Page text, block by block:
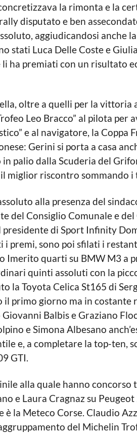
la rimonta e la
disputato e ben
aggiudicandosi anche
stati Luca Delle Coste e
ha premiati con un risultato
oltre a quelli per la vittoria
Leo Bracco” al pilota per
e al navigatore, la Coppa
Gerini si porta a casa
in palio dalla Scuderia del
miglior riscontro sommando i
alla presenza del
del Consiglio Comunale e
presidente di Sport Infinity
i premi, sono poi sfilati i
Imerito quarti su BMW M3 a
quinti assoluti con la
la Toyota Celica St165 di
il primo giorno ma in costante
Balbis e Graziano
e Simona Albesano
e, a completare la top-ten,
GTI.
alla quale hanno concorso
e Laura Cragnaz su
è la Meteco Corse. Claudio
del Michelin